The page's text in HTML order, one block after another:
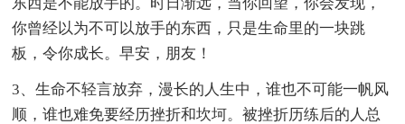
你曾经以为不可以放手的东西，只是生命里的一块跳
板，令你成长。早安，朋友！
3、生命不轻言放弃，漫长的人生中，谁也不可能一帆风
顺，谁也难免要经历挫折和坎坷。被挫折历练后的人总